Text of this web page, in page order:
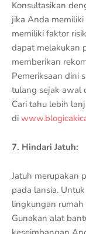
Konsultasikan
jika Anda
memiliki faktor
dapat melakukan
memberikan
Pemeriksaan dini
tulang sejak awal
Cari tahu lebih
di
7. Hindari Jatuh:
Jatuh merupakan
pada lansia.
lingkungan
Gunakan alat